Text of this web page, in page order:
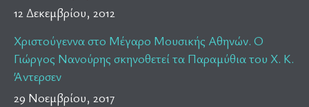
12 Δεκεμβρίου, 2012
Χριστούγεννα στο Μέγαρο Μουσικής Αθηνών. Ο
Γιώργος Νανούρης σκηνοθετεί τα Παραμύθια του Χ. Κ.
Άντερσεν
29 Νοεμβρίου, 2017